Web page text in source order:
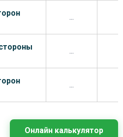
...
...
...
Онлайн калькулятор